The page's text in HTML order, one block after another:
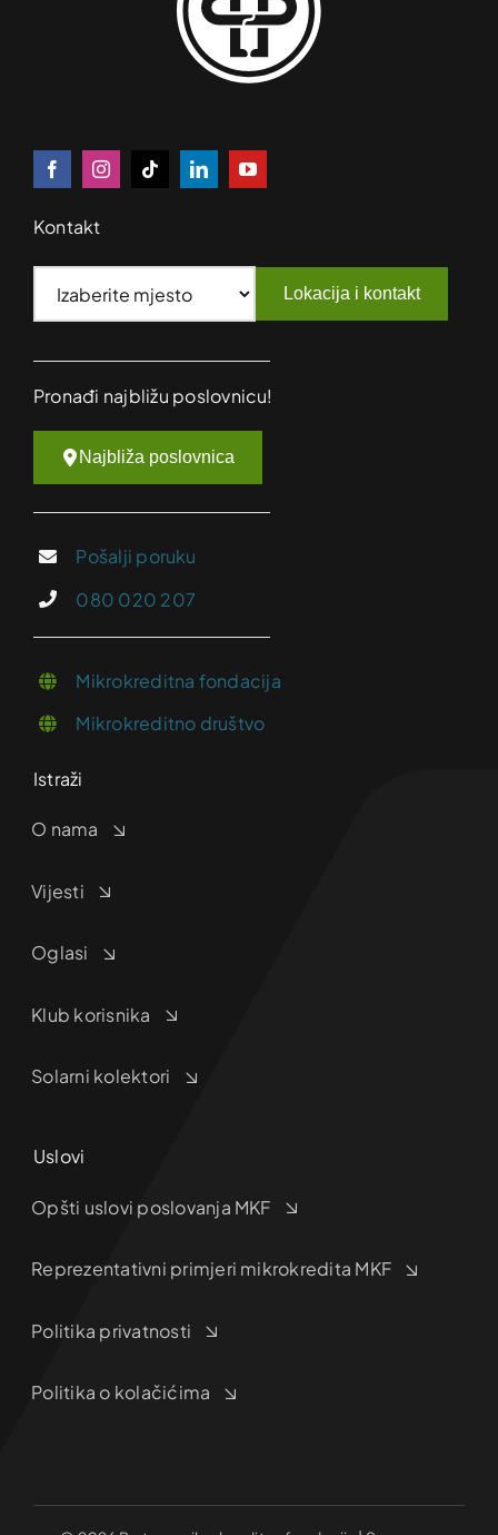
Kontakt
Lokacija i kontakt
Pronađi najbližu poslovnicu!
Najbliža poslovnica
Pošalji poruku
080 020 207
Mikrokreditna fondacija
Mikrokreditno društvo
Istraži
O nama
Vijesti
Oglasi
Klub korisnika
Solarni kolektori
Uslovi
Opšti uslovi poslovanja MKF
Reprezentativni primjeri mikrokredita MKF
Politika privatnosti
Politika o kolačićima